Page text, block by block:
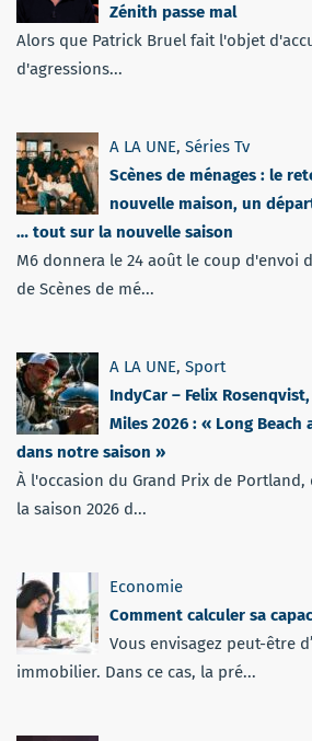
Zénith passe mal
Alors que Patrick Bruel fait l'objet
d'agressions...
A LA UNE, Séries Tv
Scènes de ménages : le
nouvelle maison, un
… tout sur la nouvelle saison
M6 donnera le 24 août le coup d'envoi
de Scènes de mé...
A LA UNE, Sport
IndyCar – Felix
Miles 2026 : « Long
dans notre saison »
À l'occasion du Grand Prix de
la saison 2026 d...
Economie
Comment calculer sa
Vous envisagez peut-être
immobilier. Dans ce cas, la pré...